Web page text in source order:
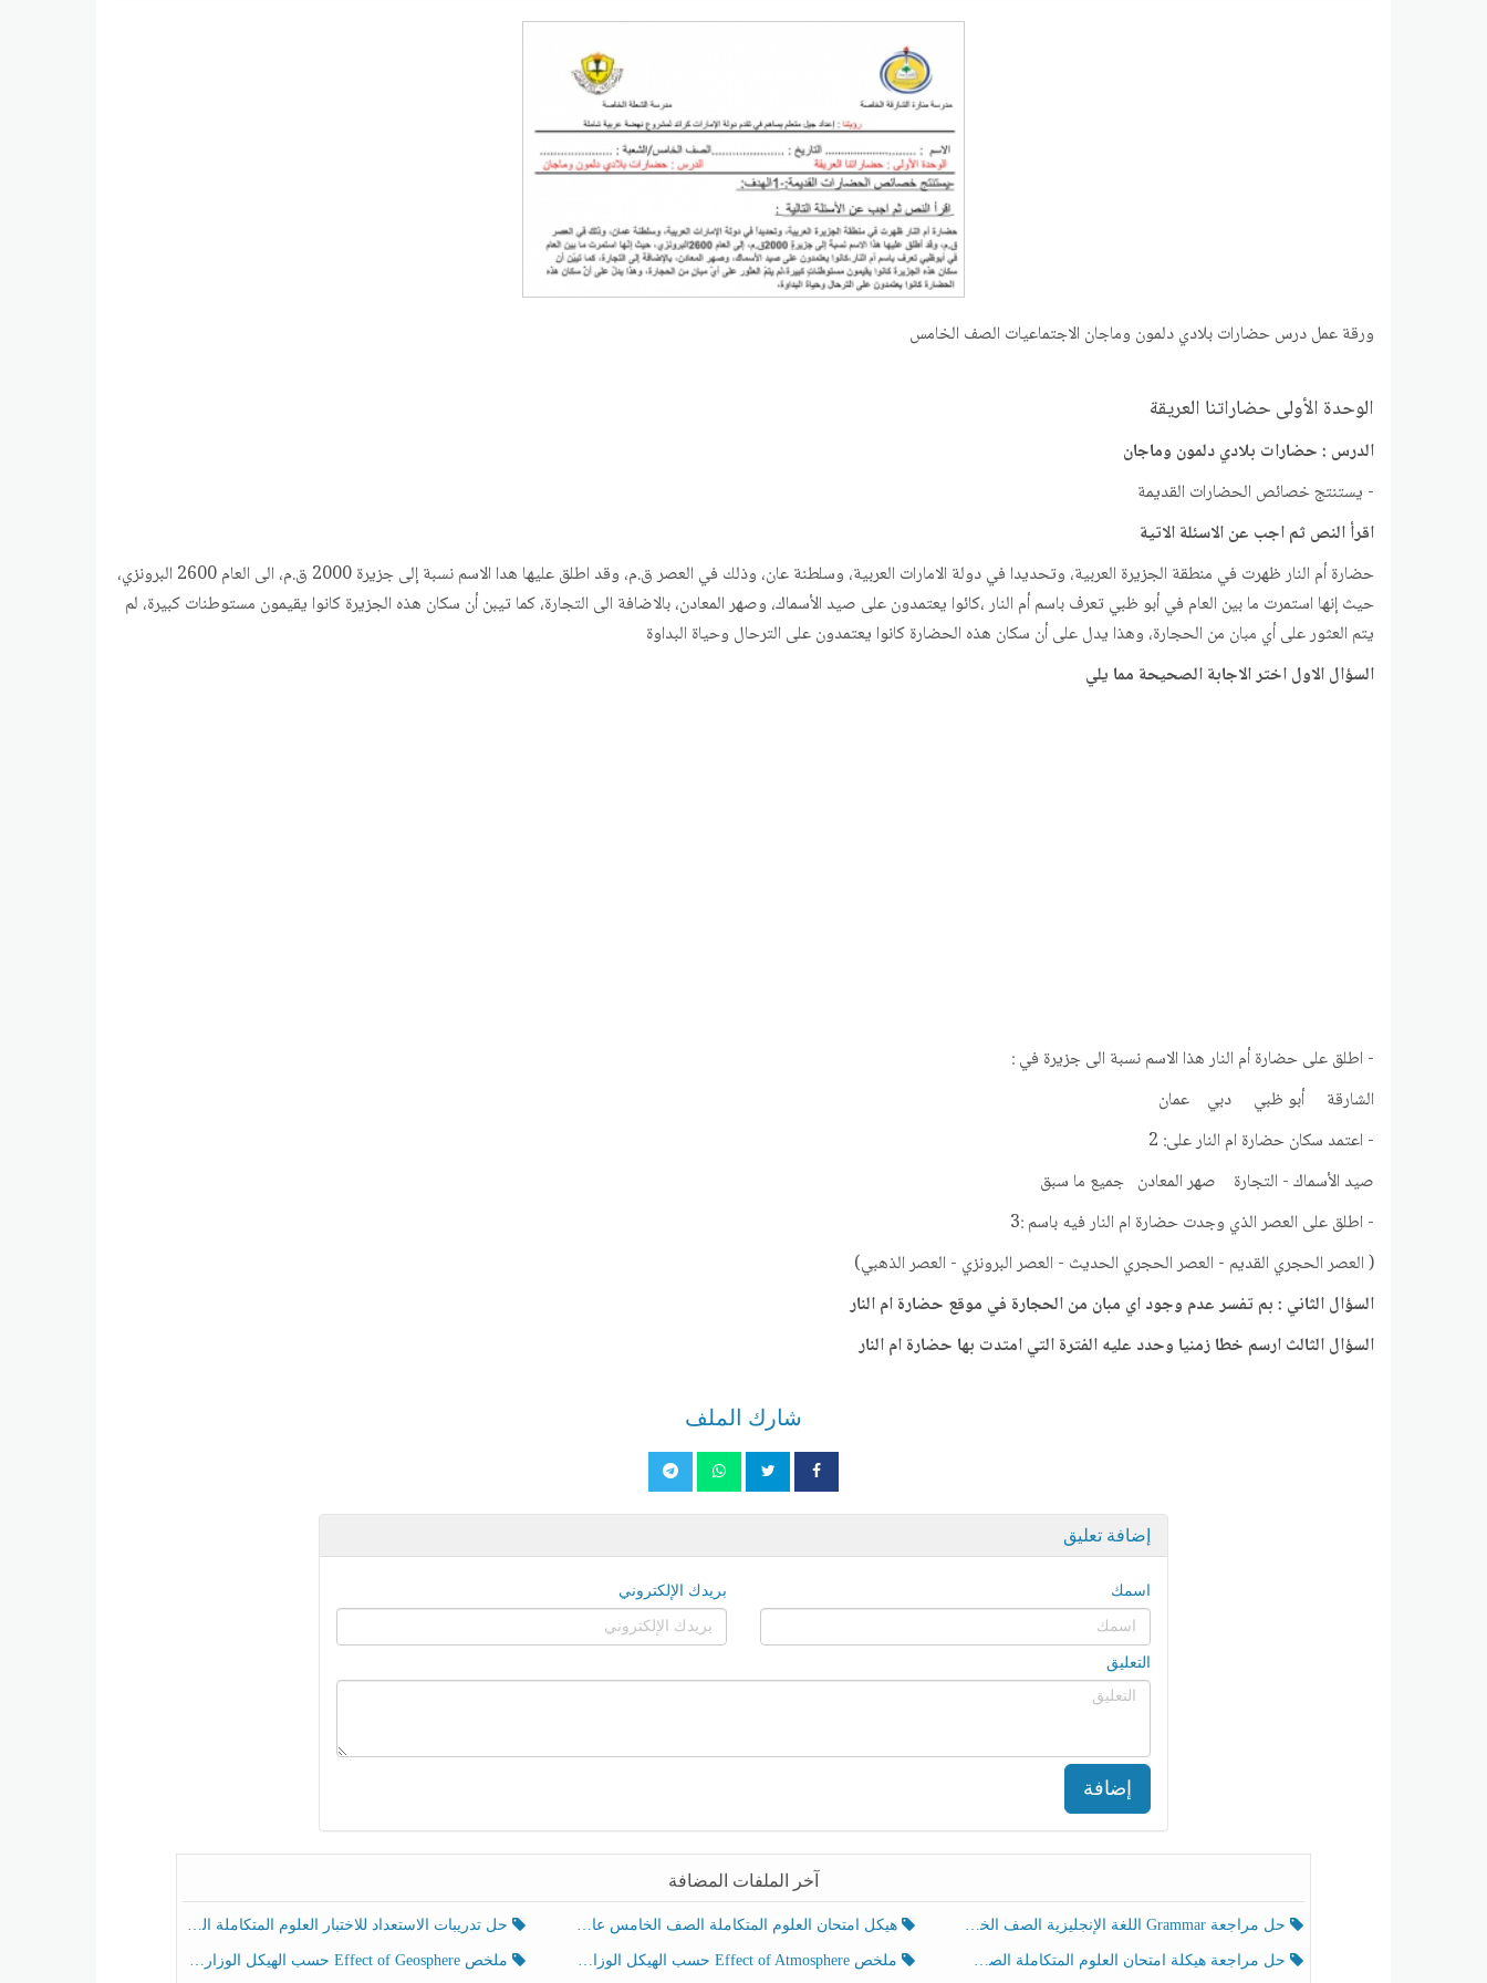
ورقة عمل درس حضارات بلادي دلمون وماجان الاجتماعيات الصف الخامس
الوحدة الأولى حضاراتنا العريقة
الدرس : حضارات بلادي دلمون وماجان
- يستنتج خصائص الحضارات القديمة
اقرأ النص ثم اجب عن الاسئلة الاتية
حضارة أم النار ظهرت في منطقة الجزيرة العربية، وتحديدا في دولة الامارات العربية، وسلطنة عان، وذلك في العصر ق.م، وقد اطلق عليها هدا الاسم نسبة إلى جزيرة 2000 ق.م، الى العام 2600 البرونزي،
حيث إنها استمرت ما بين العام في أبو ظبي تعرف باسم أم النار ،كائوا يعتمدون على صيد الأسماك، وصهر المعادن، بالاضافة الى التجارة، كما تيبن أن سكان هذه الجزيرة كانوا يقيمون مستوطنات كبيرة، لم
يتم العثور على أي مبان من الحجارة، وهذا يدل على أن سكان هذه الحضارة كانوا يعتمدون على الترحال وحياة البداوة
السؤال الاول اختر الاجابة الصحيحة مما يلي
- اطلق على حضارة أم النار هذا الاسم نسبة الى جزيرة في :
الشارقة أبو ظبي دبي عمان
- اعتمد سكان حضارة ام النار على: 2
صيد الأسماك - التجارة صهر المعادن جميع ما سبق
- اطلق على العصر الذي وجدت حضارة ام النار فيه باسم :3
( العصر الحجري القديم - العصر الحجري الحديث - العصر البرونزي - العصر الذهبي)
السؤال الثاني : بم تفسر عدم وجود اي مبان من الحجارة في موقع حضارة ام النار
السؤال الثالث ارسم خطا زمنيا وحدد عليه الفترة التي امتدت بها حضارة ام النار
شارك الملف
إضافة تعليق
اسمك بريدك الإلكتروني
التعليق
إضافة
آخر الملفات المضافة
حل مراجعة Grammar اللغة الإنجليزية الصف الخامس الفصل الثالث هيكل امتحان العلوم المتكاملة الصف الخامس عام الفصل الدراسي الثالث 2025-2026 حل تدريبات الاستعداد للاختبار العلوم المتكاملة الصف الخامس عام الفصل الثالث
حل مراجعة هيكلة امتحان العلوم المتكاملة الصف الخامس انسبير الفصل الثالث ملخص Effect of Atmosphere حسب الهيكل الوزاري العلوم المتكاملة الصف الخامس انسبير الفصل الثالث ملخص Effect of Geosphere حسب الهيكل الوزاري العلوم المتكاملة الصف الخامس انسبير الفصل الثالث